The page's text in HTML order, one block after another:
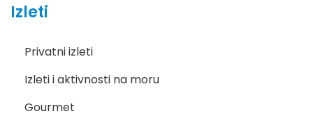
Izleti
Privatni izleti
Izleti i aktivnosti na moru
Gourmet